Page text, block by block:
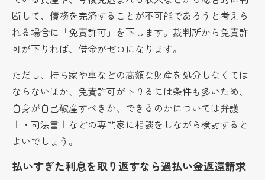
断して、債務を完済することが不可能であろうと考えら
れる場合に「免責許可」を下します。裁判所から免責許
可が下りれば、借金がゼロになります。
ただし、持ち家や車などの高額な財産を処分しなくては
ならないほか、免責許可が下りるには条件も多いため、
自身が自己破産すべきか、できるのかについては弁護
士・司法書士などの専門家に相談をしながら検討すると
よいでしょう。
払いすぎた利息を取り返すなら過払い金返還請求